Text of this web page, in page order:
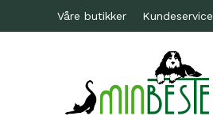
Våre butikker Kundeservice